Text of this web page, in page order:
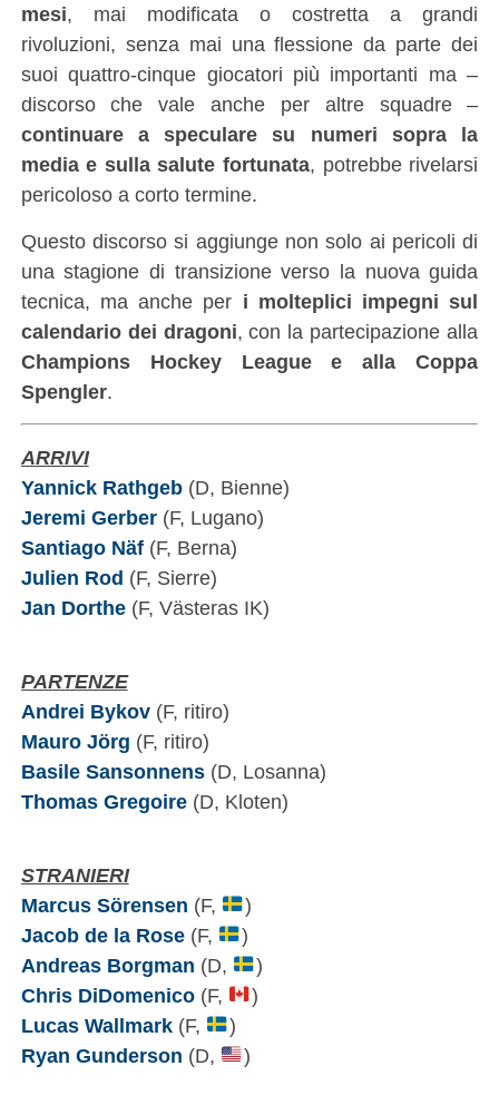
mesi, mai modificata o costretta a grandi
rivoluzioni, senza mai una flessione da parte dei
suoi quattro-cinque giocatori più importanti ma –
discorso che vale anche per altre squadre –
continuare a speculare su numeri sopra la
media e sulla salute fortunata, potrebbe rivelarsi
pericoloso a corto termine.
Questo discorso si aggiunge non solo ai pericoli di
una stagione di transizione verso la nuova guida
tecnica, ma anche per i molteplici impegni sul
calendario dei dragoni, con la partecipazione alla
Champions Hockey League e alla Coppa
Spengler.
ARRIVI
Yannick Rathgeb(D, Bienne)
Jeremi Gerber(F, Lugano)
Santiago Näf(F, Berna)
Julien Rod (F, Sierre)
Jan Dorthe(F, Västeras IK)
PARTENZE
Andrei Bykov(F, ritiro)
Mauro Jörg (F, ritiro)
Basile Sansonnens(D, Losanna)
Thomas Gregoire(D, Kloten)
STRANIERI
Marcus Sörensen (F,
)
Jacob de la Rose(F,
)
Andreas Borgman (D,
)
Chris DiDomenico(F,
)
Lucas Wallmark(F,
)
Ryan Gunderson (D, )